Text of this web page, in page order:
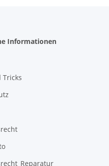
Informationen
Tricks